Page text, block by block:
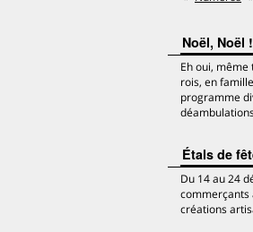
Noël, Noël !
Eh oui,
rois, en
programme
Étals de
Du 14 au 24
commerçants
créations